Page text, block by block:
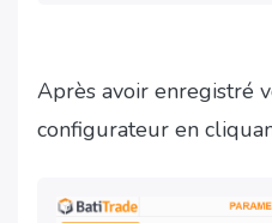
Après avoir enregistré
configurateur en